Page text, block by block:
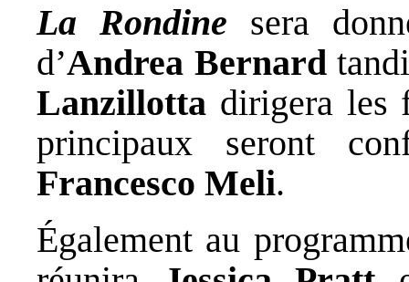
La Rondine sera
d’Andrea Bernard
Lanzillotta dirigera les
principaux seront
Francesco Meli.
Également au